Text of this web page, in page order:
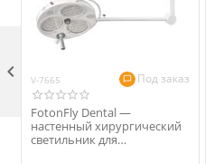
V-7665 Под заказ
FotonFly Dental —
настенный хирургический
светильник для
